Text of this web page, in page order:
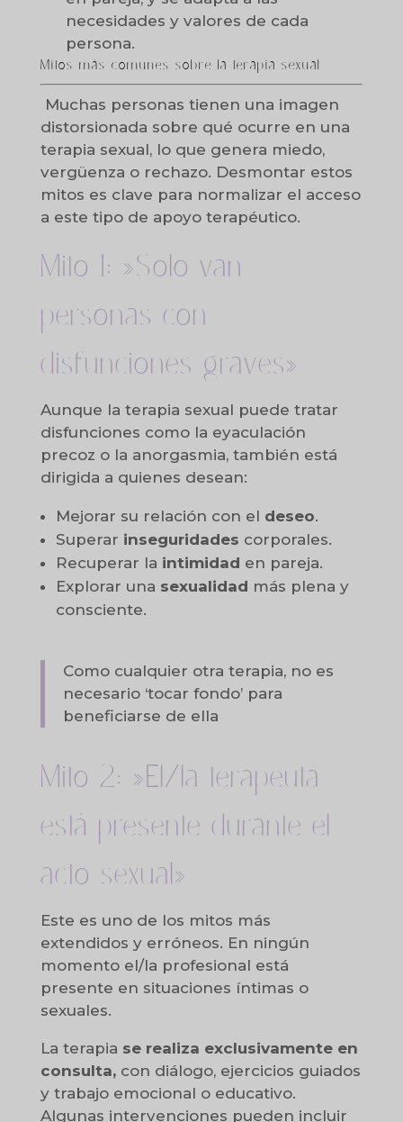
necesidades y valores de cada
persona.
Mitos más comunes sobre la terapia sexual
Muchas personas tienen una imagen
distorsionada sobre qué ocurre en una
terapia sexual, lo que genera miedo,
vergüenza o rechazo. Desmontar estos
mitos es clave para normalizar el acceso
a este tipo de apoyo terapéutico.
Mito 1: »Solo van
personas con
disfunciones graves»
Aunque la terapia sexual puede tratar
disfunciones como la eyaculación
precoz o la anorgasmia, también está
dirigida a quienes desean:
Mejorar su relación con el deseo.
Superar inseguridades corporales.
Recuperar la intimidad en pareja.
Explorar una sexualidad más plena y
consciente.
Como cualquier otra terapia, no es
necesario ‘tocar fondo’ para
beneficiarse de ella
Mito 2: »El/la terapeuta
está presente durante el
acto sexual»
Este es uno de los mitos más
extendidos y erróneos. En ningún
momento el/la profesional está
presente en situaciones íntimas o
sexuales.
La terapia se realiza exclusivamente en
consulta,con diálogo, ejercicios guiados
y trabajo emocional o educativo.
Algunas intervenciones pueden incluir